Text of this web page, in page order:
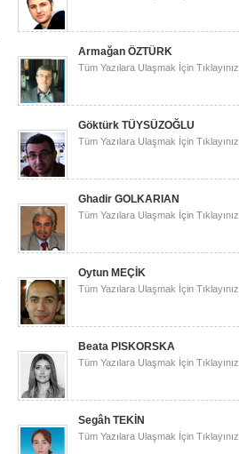
Armağan ÖZTÜRK
Tüm Yazılara Ulaşmak İçin Tıklayınız.
Göktürk TÜYSÜZOĞLU
Tüm Yazılara Ulaşmak İçin Tıklayınız.
Ghadir GOLKARIAN
Tüm Yazılara Ulaşmak İçin Tıklayınız.
Oytun MEÇİK
Tüm Yazılara Ulaşmak İçin Tıklayınız.
Beata PISKORSKA
Tüm Yazılara Ulaşmak İçin Tıklayınız.
Segâh TEKİN
Tüm Yazılara Ulaşmak İçin Tıklayınız.